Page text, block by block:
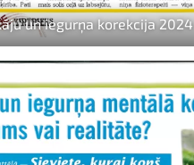
un iegurņa korekcija 2024